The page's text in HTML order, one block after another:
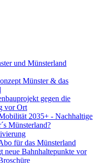
und Münsterland
Münster & das
gegen die
vor Ort
2035+ - Nachhaltige
Münsterland?
für das Münsterland
neue Bahnhaltepunkte vor